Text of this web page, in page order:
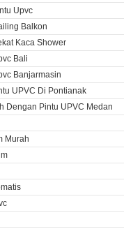
Upvc
Balkon
Kaca Shower
Bali
Banjarmasin
UPVC Di Pontianak
Dengan Pintu UPVC Medan
Murah